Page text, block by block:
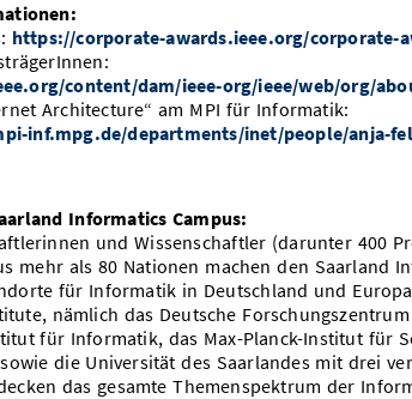
https://corporate-awards.ieee.org/corporate-
content/dam/ieee-org/ieee/web/org/
Architecture“ am MPI für Informatik:
inf.mpg.de/departments/inet/people/anja-
Informatics Campus:
und Wissenschaftler (darunter 400
mehr als 80 Nationen machen den Saarland
für Informatik in Deutschland und
nämlich das Deutsche
für Informatik, das Max-Planck-Institut für
die Universität des Saarlandes mit drei
das gesamte Themenspektrum der